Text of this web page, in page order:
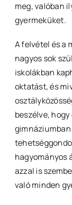
meg, valóban
gyermeküket.
A felvétel és a
nagyos sok
iskolákban
oktatást, és
beszélve,
hagyományos
azzal is
való minden